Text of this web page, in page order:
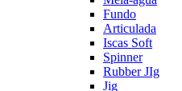
Fundo
Articulada
Iscas Soft
Spinner
Rubber JIg
Jig